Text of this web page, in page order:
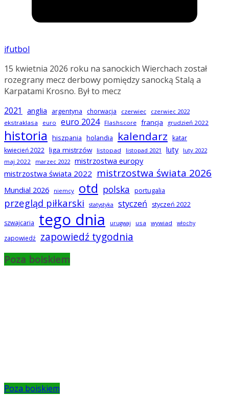
ifutbol
15 kwietnia 2026 roku na sanockich Wierchach został
rozegrany mecz derbowy pomiędzy sanocką Stalą a
Karpatami Krosno. Był to mecz
2021
anglia argentyna chorwacja czerwiec
czerwiec 2022
ekstraklasa
euro euro 2024 Flashscore francja grudzień 2022
historia hiszpania holandia kalendarz katar
kwiecień 2022 liga mistrzów listopad listopad 2021 luty
luty 2022
maj 2022
marzec 2022 mistrzostwa europy
mistrzostwa świata 2022 mistrzostwa świata 2026
Mundial 2026 niemcy otd polska portugalia
przegląd piłkarski statystyka styczeń styczeń 2022
szwajcaria tego dnia urugwaj usa wywiad włochy
zapowiedź zapowiedź tygodnia
Poza boiskiem
Poza boiskiem